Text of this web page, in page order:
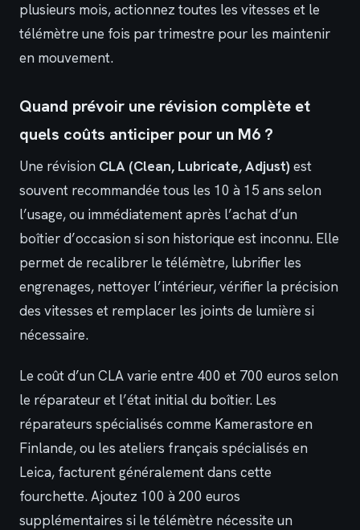
plusieurs mois, actionnez toutes les vitesses et le
télémètre une fois par trimestre pour les maintenir
en mouvement.
Quand prévoir une révision complète et
quels coûts anticiper pour un M6 ?
Une révision CLA (Clean, Lubricate, Adjust) est
souvent recommandée tous les 10 à 15 ans selon
l’usage, ou immédiatement après l’achat d’un
boîtier d’occasion si son historique est inconnu. Elle
permet de recalibrer le télémètre, lubrifier les
engrenages, nettoyer l’intérieur, vérifier la précision
des vitesses et remplacer les joints de lumière si
nécessaire.
Le coût d’un CLA varie entre 400 et 700 euros selon
le réparateur et l’état initial du boîtier. Les
réparateurs spécialisés comme Kamerastore en
Finlande, ou les ateliers français spécialisés en
Leica, facturent généralement dans cette
fourchette. Ajoutez 100 à 200 euros
supplémentaires si le télémètre nécessite un